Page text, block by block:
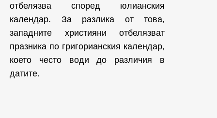
отбелязва според юлианския
календар. За разлика от това,
западните християни отбелязват
празника по григорианския календар,
което често води до различия в
датите.